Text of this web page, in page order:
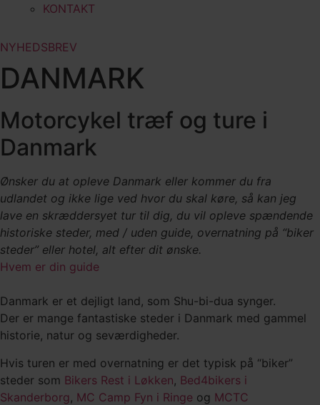
KONTAKT
NYHEDSBREV
DANMARK
Motorcykel træf og ture i
Danmark
Ønsker du at opleve Danmark eller kommer du fra
udlandet og ikke lige ved hvor du skal køre, så kan jeg
lave en skræddersyet tur til dig, du vil opleve spændende
historiske steder, med / uden guide, overnatning på “biker
steder” eller hotel, alt efter dit ønske.
Hvem er din guide
Danmark er et dejligt land, som Shu-bi-dua synger.
Der er mange fantastiske steder i Danmark med gammel
historie, natur og seværdigheder.
Hvis turen er med overnatning er det typisk på “biker”
steder som Bikers Rest i Løkken, Bed4bikers i
Skanderborg, MC Camp Fyn i Ringe og MCTC